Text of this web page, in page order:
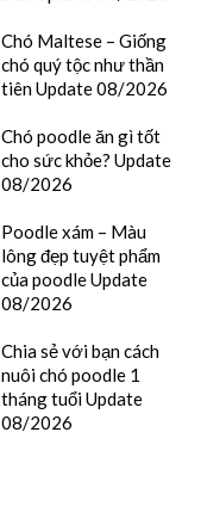
Chó Maltese – Giống
chó quý tộc như thần
tiên Update 08/2026
Chó poodle ăn gì tốt
cho sức khỏe? Update
08/2026
Poodle xám – Màu
lông đẹp tuyệt phẩm
của poodle Update
08/2026
Chia sẻ với bạn cách
nuôi chó poodle 1
tháng tuổi Update
08/2026